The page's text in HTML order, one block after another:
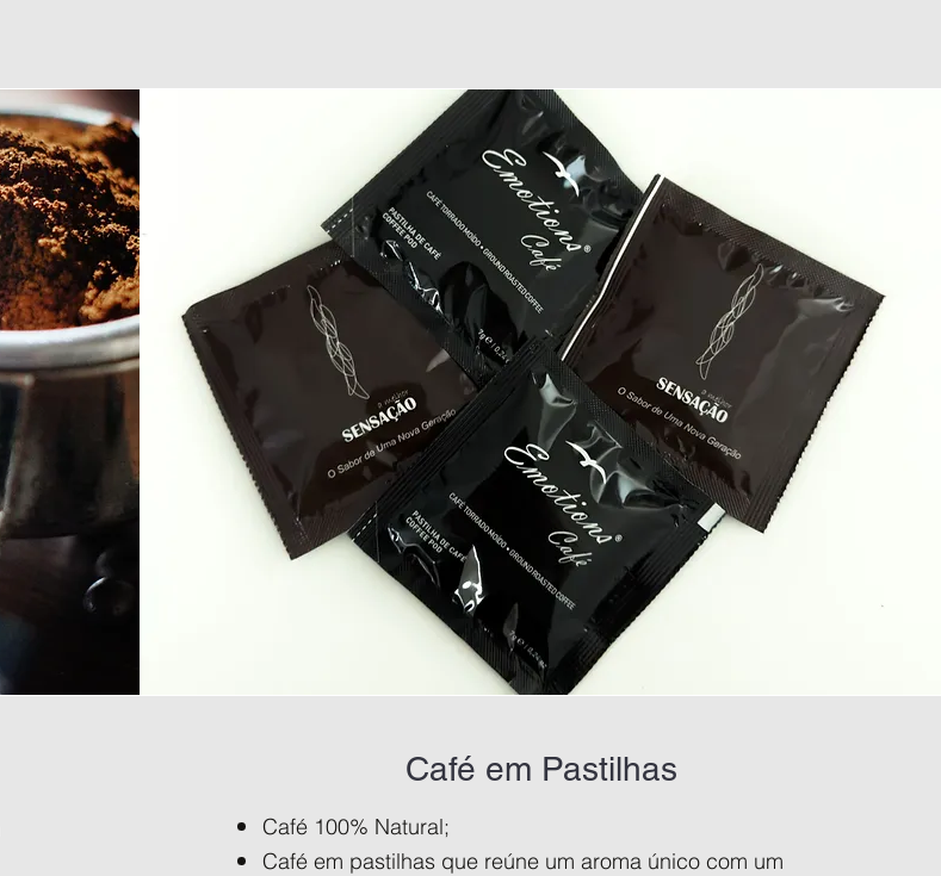
Café em Pastilhas
Café 100% Natural;
Café em pastilhas que reúne um aroma único com um